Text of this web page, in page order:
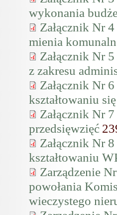
wykonania
Załącznik Nr
mienia
Załącznik Nr
z zakresu
Załącznik Nr
kształtowaniu
Załącznik Nr
przedsięwzięć
Załącznik Nr
kształtowaniu
Zarządzenie
powołania
wieczystego